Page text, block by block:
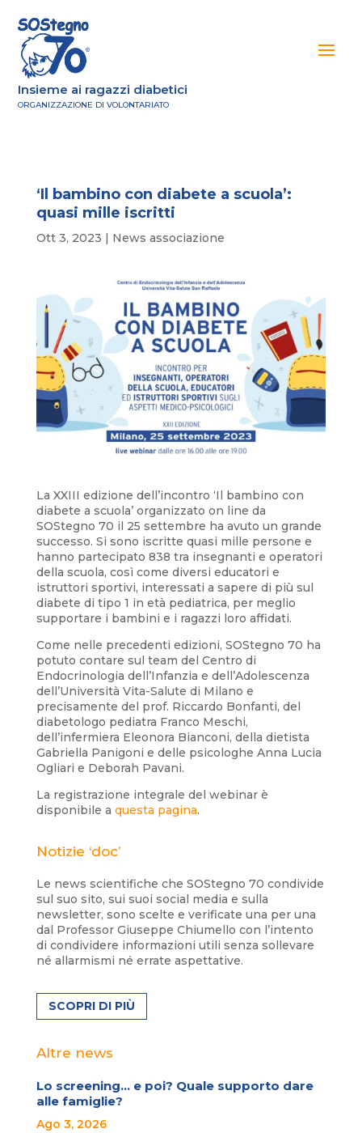
Insieme ai ragazzi diabetici
ORGANIZZAZIONE DI VOLONTARIATO
‘Il bambino con diabete a scuola’:
quasi mille iscritti
Ott 3, 2023 | News associazione
La XXIII edizione dell’incontro ‘Il bambino con
diabete a scuola’ organizzato on line da
SOStegno 70 il 25 settembre ha avuto un grande
successo. Si sono iscritte quasi mille persone e
hanno partecipato 838 tra insegnanti e operatori
della scuola, così come diversi educatori e
istruttori sportivi, interessati a sapere di più sul
diabete di tipo 1 in età pediatrica, per meglio
supportare i bambini e i ragazzi loro affidati.
Come nelle precedenti edizioni, SOStegno 70 ha
potuto contare sul team del Centro di
Endocrinologia dell’Infanzia e dell’Adolescenza
dell’Università Vita-Salute di Milano e
precisamente del prof. Riccardo Bonfanti, del
diabetologo pediatra Franco Meschi,
dell’infermiera Eleonora Bianconi, della dietista
Gabriella Panigoni e delle psicologhe Anna Lucia
Ogliari e Deborah Pavani.
La registrazione integrale del webinar è
disponibile a questa pagina.
Notizie ‘doc’
Le news scientifiche che SOStegno 70 condivide
sul suo sito, sui suoi social media e sulla
newsletter, sono scelte e verificate una per una
dal Professor Giuseppe Chiumello con l’intento
di condividere informazioni utili senza sollevare
né allarmismi né errate aspettative.
SCOPRI DI PIÙ
Altre news
Lo screening… e poi? Quale supporto dare
alle famiglie?
Ago 3, 2026